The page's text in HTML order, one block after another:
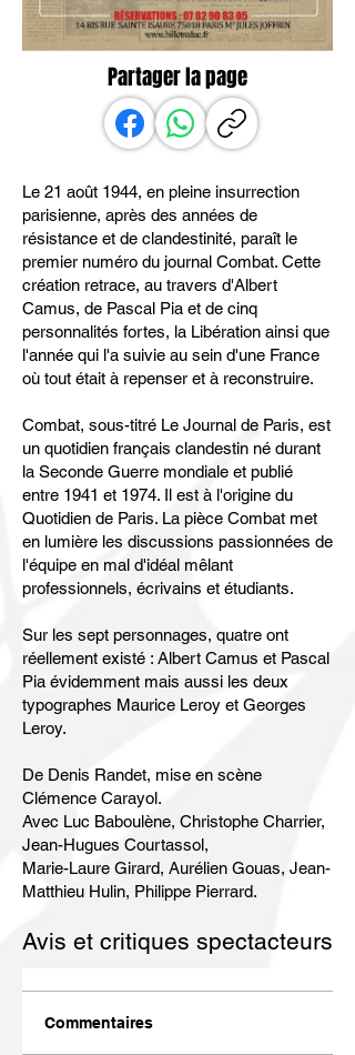
Partager la page
Le 21 août 1944, en pleine insurrection
parisienne, après des années de
résistance et de clandestinité, paraît le
premier numéro du journal Combat. Cette
création retrace, au travers d'Albert
Camus, de Pascal Pia et de cinq
personnalités fortes, la Libération ainsi que
l'année qui l'a suivie au sein d'une France
où tout était à repenser et à reconstruire.
Combat, sous-titré Le Journal de Paris, est
un quotidien français clandestin né durant
la Seconde Guerre mondiale et publié
entre 1941 et 1974. Il est à l'origine du
Quotidien de Paris. La pièce Combat met
en lumière les discussions passionnées de
l'équipe en mal d'idéal mêlant
professionnels, écrivains et étudiants.
Sur les sept personnages, quatre ont
réellement existé : Albert Camus et Pascal
Pia évidemment mais aussi les deux
typographes Maurice Leroy et Georges
Leroy.
De Denis Randet, mise en scène
Clémence Carayol.
Avec Luc Baboulène, Christophe Charrier,
Jean-Hugues Courtassol,
Marie-Laure Girard, Aurélien Gouas, Jean-
Matthieu Hulin, Philippe Pierrard.
Avis et critiques spectacteurs
Commentaires